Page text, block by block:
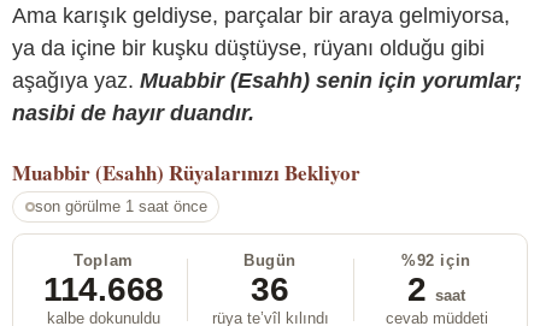
Ama karışık geldiyse, parçalar bir araya gelmiyorsa,
ya da içine bir kuşku düştüyse, rüyanı olduğu gibi
aşağıya yaz. Muabbir (Esahh) senin için yorumlar;
nasibi de hayır duandır.
Muabbir (Esahh) Rüyalarınızı Bekliyor
son görülme 1 saat önce
Toplam
114.668
kalbe dokunuldu
Bugün
36
rüya te’vîl kılındı
%92 için
2 saat
cevab müddeti